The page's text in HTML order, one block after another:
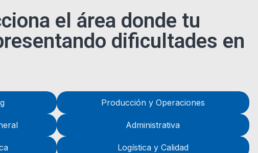
el área donde tu
dificultades en
Producción y Operaciones
Administrativa
Logística y Calidad